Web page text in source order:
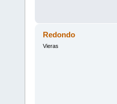
Redondo
Vieras